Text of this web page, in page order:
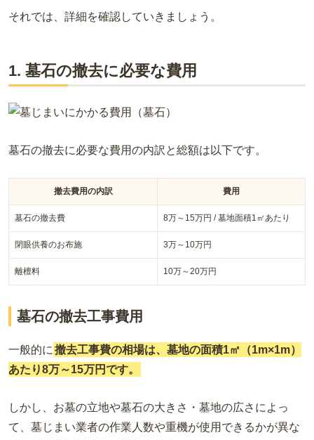
それでは、詳細を確認していきましょう。
1. 墓石の撤去に必要な費用
墓石の撤去に必要な費用の内訳と総額は以下です。
撤去費用の内訳 費用
墓石の撤去費 8万～15万円 / 墓地面積1㎡あたり
閉眼供養のお布施 3万～10万円
離檀料 10万～20万円
墓石の撤去工事費用
一般的に撤去工事費の相場は、墓地の面積1㎡（1m×1m）
あたり8万～15万円です。
しかし、お墓の立地や墓石の大きさ・墓地の広さによっ
て、墓じまい業者の作業人数や重機が使用できるかが異な